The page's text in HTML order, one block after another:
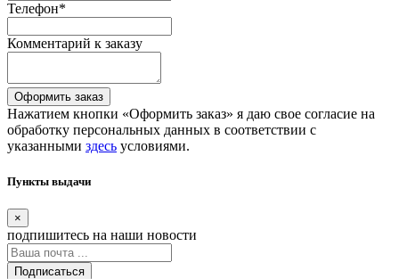
Телефон*
Комментарий к заказу
Оформить заказ
Нажатием кнопки «Оформить заказ» я даю свое согласие на
обработку персональных данных в соответствии с
указанными здесь условиями.
Пункты выдачи
×
подпишитесь на наши новости
Подписаться